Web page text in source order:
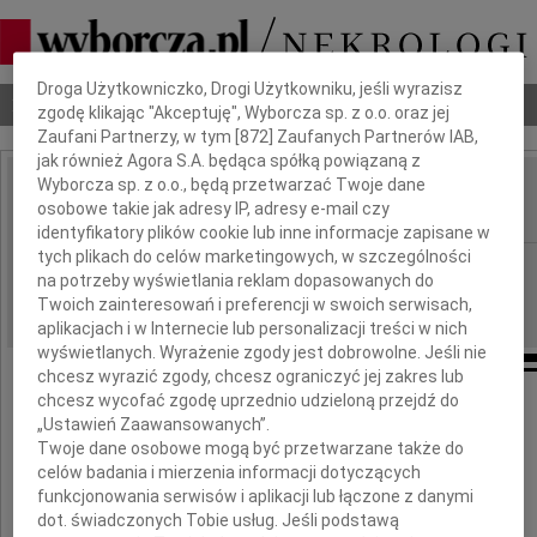
Nekrologi Odeszli Poradnik pogrzebowy
IMIĘ I NAZWISKO: Leszek Allerhand
REGION: Kraków
DATA EMISJI: 07.04.2018
We wtorek 3 kwietnia 2018 roku
odszedł na zawsze w Zakopanem,
Dbamy o Twoją prywatność
Droga Użytkowniczko, Drogi Użytkowniku, jeśli wyrazisz
zgodę klikając "Akceptuję", Wyborcza sp. z o.o. oraz jej
Zaufani Partnerzy, w tym [872 ] Zaufanych Partnerów IAB,
jak również Agora S.A. będąca spółką powiązaną z
Wyborcza sp. z o.o., będą przetwarzać Twoje dane
osobowe takie jak adresy IP, adresy e-mail czy
identyfikatory plików cookie lub inne informacje zapisane w
tych plikach do celów marketingowych, w szczególności
na potrzeby wyświetlania reklam dopasowanych do
Twoich zainteresowań i preferencji w swoich serwisach,
aplikacjach i w Internecie lub personalizacji treści w nich
wyświetlanych. Wyrażenie zgody jest dobrowolne. Jeśli nie
chcesz wyrazić zgody, chcesz ograniczyć jej zakres lub
chcesz wycofać zgodę uprzednio udzieloną przejdź do
„Ustawień Zaawansowanych”.
Twoje dane osobowe mogą być przetwarzane także do
celów badania i mierzenia informacji dotyczących
funkcjonowania serwisów i aplikacji lub łączone z danymi
dot. świadczonych Tobie usług. Jeśli podstawą